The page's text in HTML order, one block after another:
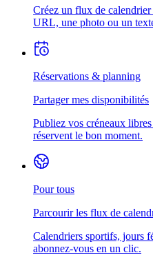
Créez un flux de
URL, une photo ou un
Réservations & planning
Partager mes disponibilités
Publiez vos créneaux
réservent le bon moment.
Pour tous
Parcourir les flux de
Calendriers sportifs, jours
abonnez-vous en un clic.